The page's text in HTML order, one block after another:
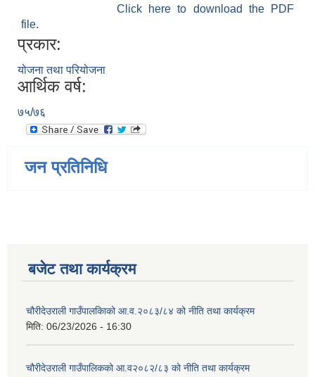
Click here to download the PDF
file.
प्रकार:
योजना तथा परियोजना
आर्थिक वर्ष:
७५/७६
जन प्रतिनिधि
बजेट तथा कार्यक्रम
चौरीदेउराली गाउँपालकिाको आ.व.२०८३/८४ को नीति तथा कार्यक्रम
मिति: 06/23/2026 - 16:30
चौरीदेउराली गाउँपालिकको आ.व२०८२/८३ को नीति तथा कार्यक्रम